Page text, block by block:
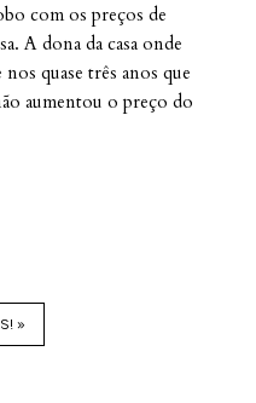
com os preços de
A dona da casa onde
nos quase três anos que
aumentou o preço do
»